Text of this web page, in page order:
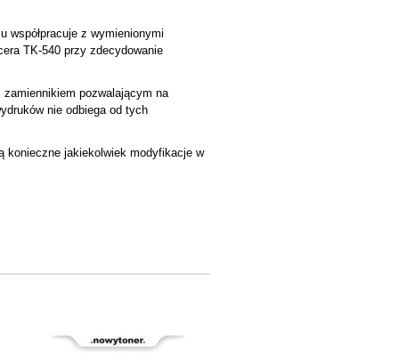
współpracuje z wymienionymi
TK-540 przy zdecydowanie
zamiennikiem pozwalającym na
nie odbiega od tych
konieczne jakiekolwiek modyfikacje w